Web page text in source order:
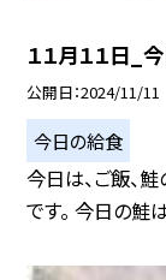
１１月１１日_
公開日 2024/11/11
今日の給食
今日は、ご飯、
です。 今日の鮭